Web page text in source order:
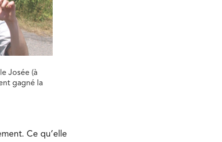
Josée (à
gagné la
Ce qu’elle